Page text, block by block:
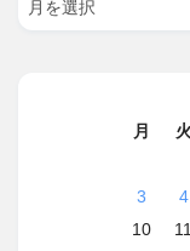
月
火
3
4
10